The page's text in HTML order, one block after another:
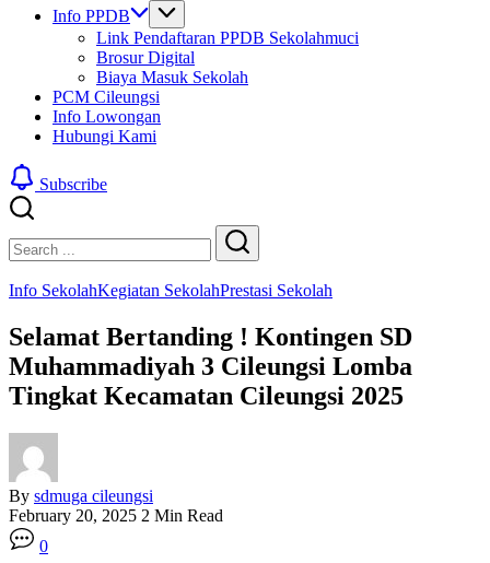
Info PPDB
Link Pendaftaran PPDB Sekolahmuci
Brosur Digital
Biaya Masuk Sekolah
PCM Cileungsi
Info Lowongan
Hubungi Kami
Subscribe
Search
Search
Info SekolahKegiatan SekolahPrestasi Sekolah
Selamat Bertanding ! Kontingen SD
Muhammadiyah 3 Cileungsi Lomba
Tingkat Kecamatan Cileungsi 2025
By sdmuga cileungsi
February 20, 2025 2 Min Read
0